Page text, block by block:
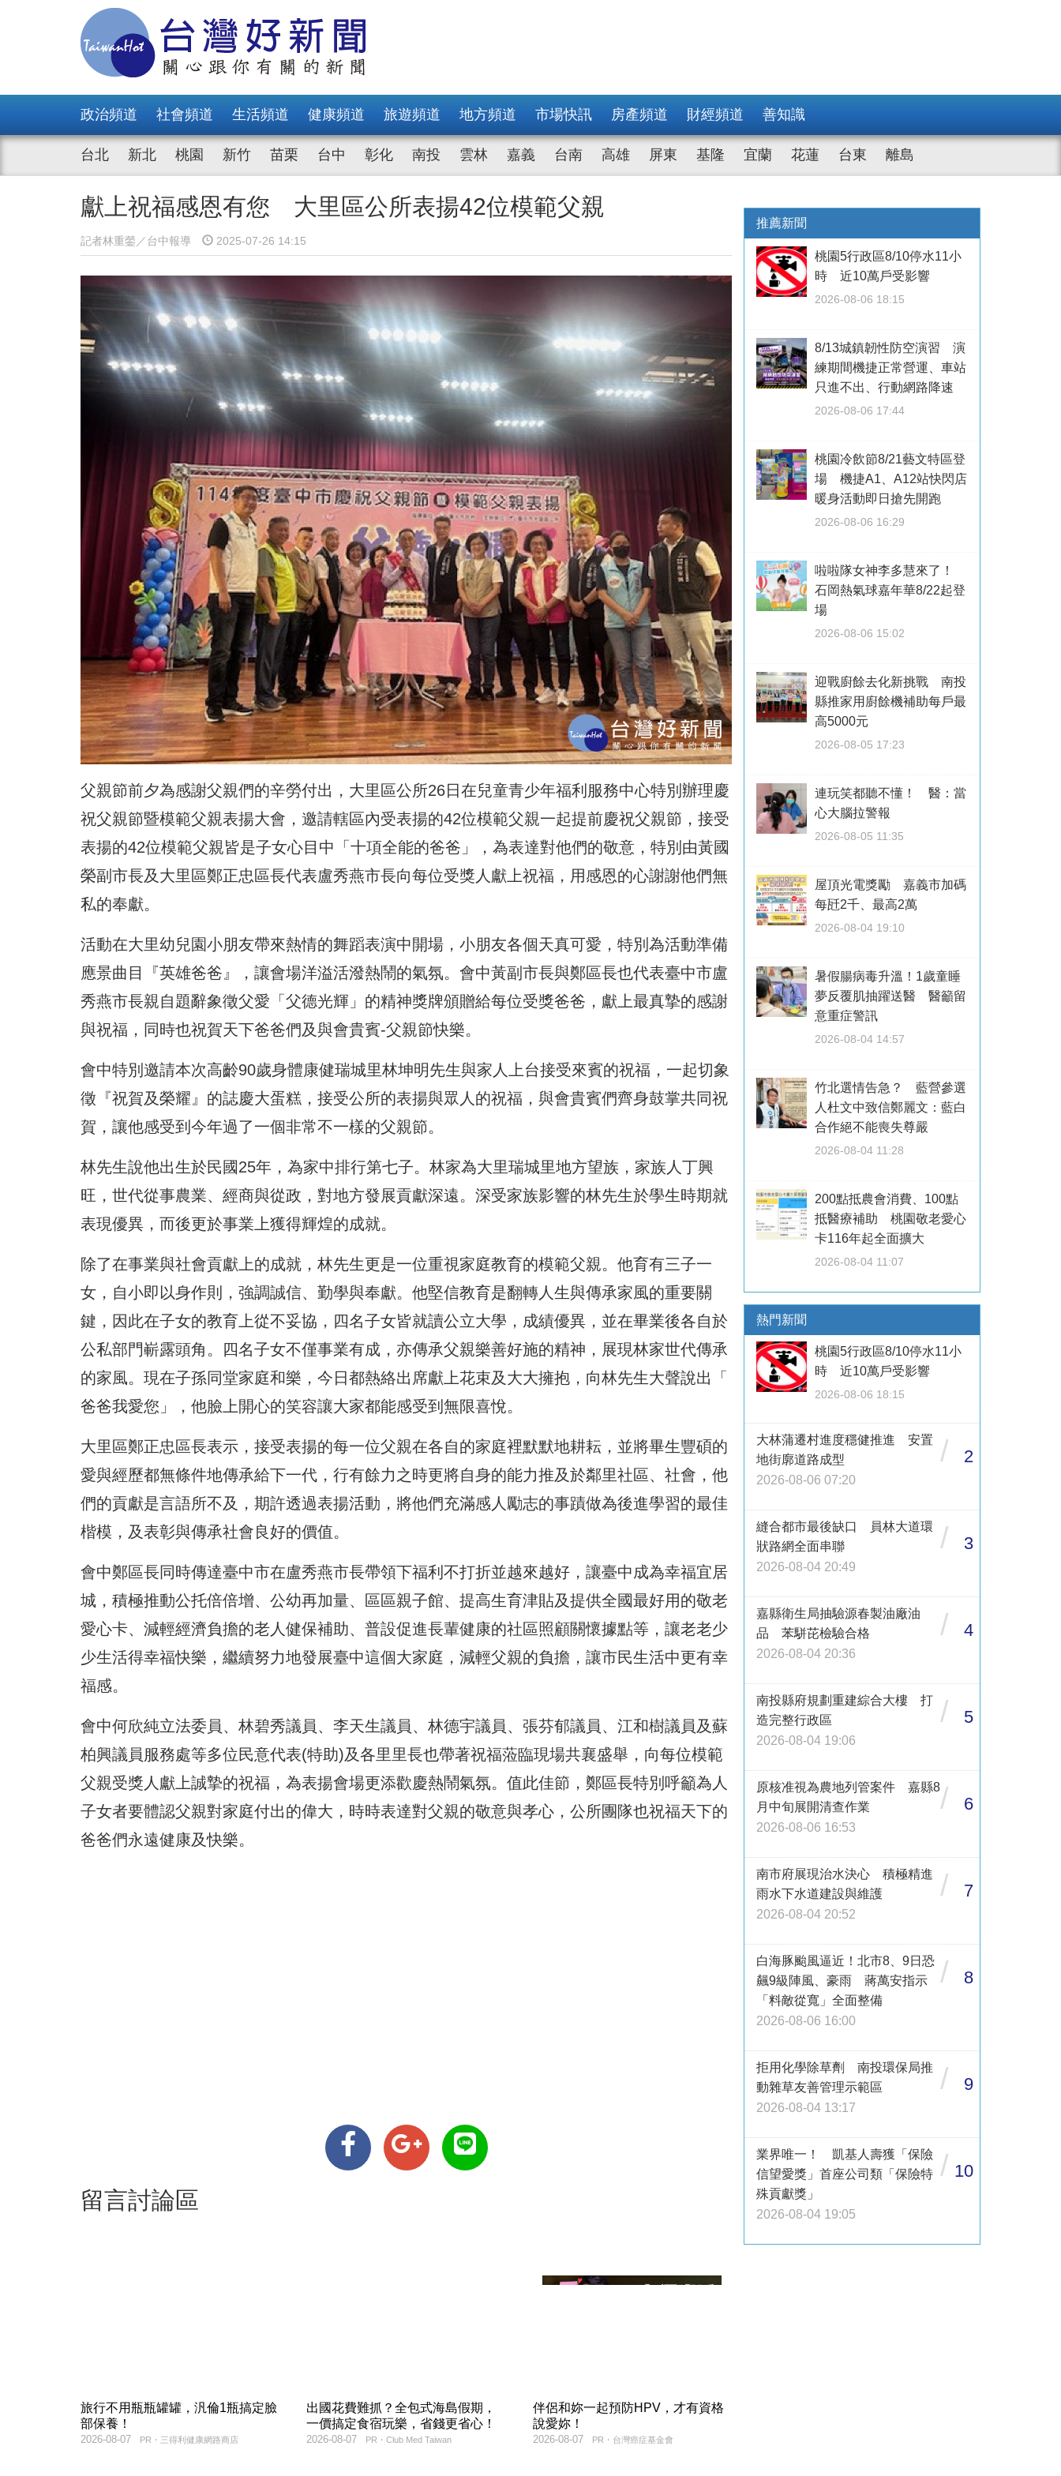
政治頻道 社會頻道 生活頻道 健康頻道 旅遊頻道 地方頻道 市場快訊 房產頻道 財經頻道 善知識
台北 新北 桃園 新竹 苗栗 台中 彰化 南投 雲林 嘉義 台南 高雄 屏東 基隆 宜蘭 花蓮 台東 離島
獻上祝福感恩有您 大里區公所表揚42位模範父親
記者林重鎣／台中報導 2025-07-26 14:15
父親節前夕為感謝父親們的辛勞付出， 大里區公所26日在兒童青少年福利服務中心特別辦理慶
祝父親節暨模範父親表揚大會， 邀請轄區內受表揚的42位模範父親一起提前慶祝父親節， 接受
表揚的42位模範父親皆是子女心目中「十項全能的爸爸」， 為表達對他們的敬意， 特別由黃國
榮副市長及大里區鄭正忠區長代表盧秀燕市長向每位受獎 人獻上祝福，用感恩的心謝謝他們無
私的奉獻。
活動在大里幼兒園小朋友帶來熱情的舞蹈表演中開場， 小朋友各個天真可愛，特別為活動準備
應景曲目『英雄爸爸』， 讓會場洋溢活潑熱鬧的氣氛。 會中黃副市長與鄭區長也代表臺中市盧
秀燕市長親自題辭象徵父愛「 父德光輝」的精神獎牌頒贈給每位受獎爸爸， 獻上最真摯的感謝
與祝福，同時也祝賀天下爸爸們及與會貴賓-父親節快樂。
會中特別邀請本次高齡90歲身體康健瑞城里林坤明先生與家人上台接受來賓的祝福，一起切象
徵『祝賀及榮耀』的誌慶大蛋糕， 接受公所的表揚與眾人的祝福，與會貴賓們齊身鼓掌共同祝
賀， 讓他感受到今年過了一個非常不一樣的父親節。
林先生說他出生於民國25年，為家中排行第七子。 林家為大里瑞城里地方望族，家族人丁興
旺，世代從事農業、 經商與從政，對地方發展貢獻深遠。 深受家族影響的林先生於學生時期就
表現優異， 而後更於事業上獲得輝煌的成就。
除了在事業與社會貢獻上的成就， 林先生更是一位重視家庭教育的模範父親。他育有三子一
女， 自小即以身作則，強調誠信、勤學與奉獻。 他堅信教育是翻轉人生與傳承家風的重要關
鍵， 因此在子女的教育上從不妥協，四名子女皆就讀公立大學， 成績優異，並在畢業後各自於
公私部門嶄露頭角。
四名子女不僅事業有成，亦傳承父親樂善好施的精神， 展現林家世代傳承
的家風。現在子孫同堂家庭和樂， 今日都熱絡出席獻上花束及大大擁抱，向林先生大聲說出「
爸爸我愛您」，他臉上開心的笑容讓大家都能感受到無限喜悅。
大里區鄭正忠區長表示， 接受表揚的每一位父親在各自的家庭裡默默地耕耘， 並將畢生豐碩的
愛與經歷都無條件地傳承給下一代， 行有餘力之時更將自身的能力推及於鄰里社區、社會， 他
們的貢獻是言語所不及，期許透過表揚活動， 將他們充滿感人勵志的事蹟做為後進學習的最佳
楷模， 及表彰與傳承社會良好的價值。
會中鄭區長同時傳達臺中市在盧秀燕市長帶領下福利不打折並越來越好，讓臺中成為幸福宜居
城，積極推動公托倍倍增、公幼再加量、
區區親子館、提高生育津貼及提供全國最好用的敬老
愛心卡、 減輕經濟負擔的老人健保補助、 普設促進長輩健康的社區照顧關懷據點等， 讓老老少
少生活得幸福快樂，繼續努力地發展臺中這個大家庭， 減輕父親的負擔，讓市民生活中更有幸
福感。
會中何欣純立法委員、林碧秀議員、李天生議員、林德宇議員、 張芬郁議員、江和樹議員及蘇
柏興議員服務處等多位民意代表(特助)及各里里長也帶著祝福蒞臨現場共襄盛舉， 向每位模範
父親受獎人獻上誠摯的祝福， 為表揚會場更添歡慶熱鬧氣氛。值此佳節， 鄭區長特別呼籲為人
子女者要體認父親對家庭付出的偉大， 時時表達對父親的敬意與孝心， 公所團隊也祝福天下的
爸爸們永遠健康及快樂。
留言討論區
旅行不用瓶瓶罐罐，汎倫1瓶搞定臉
部保養！
PR・三得利健康網路商店
2026-08-07
出國花費難抓？全包式海島假期，
一價搞定食宿玩樂，省錢更省心！
PR・Club Med Taiwan
2026-08-07
伴侶和妳一起預防HPV，才有資格
說愛妳！
PR・台灣癌症基金會
2026-08-07
推薦新聞
桃園5行政區8/10停水11小
時 近10萬戶受影響
2026-08-06 18:15
8/13城鎮韌性防空演習 演
練期間機捷正常營運、車站
只進不出、行動網路降速
2026-08-06 17:44
桃園冷飲節8/21藝文特區登
場 機捷A1、A12站快閃店
暖身活動即日搶先開跑
2026-08-06 16:29
啦啦隊女神李多慧來了！
石岡熱氣球嘉年華8/22起登
場
2026-08-06 15:02
迎戰廚餘去化新挑戰 南投
縣推家用廚餘機補助每戶最
高5000元
2026-08-05 17:23
連玩笑都聽不懂！ 醫：當
心大腦拉警報
2026-08-05 11:35
屋頂光電獎勵 嘉義市加碼
每瓩2千、最高2萬
2026-08-04 19:10
暑假腸病毒升溫！1歲童睡
夢反覆肌抽躍送醫 醫籲留
意重症警訊
2026-08-04 14:57
竹北選情告急？ 藍營參選
人杜文中致信鄭麗文：藍白
合作絕不能喪失尊嚴
2026-08-04 11:28
200點抵農會消費、100點
抵醫療補助 桃園敬老愛心
卡116年起全面擴大
2026-08-04 11:07
熱門新聞
桃園5行政區8/10停水11小
時 近10萬戶受影響
2026-08-06 18:15
大林蒲遷村進度穩健推進 安置
地街廓道路成型
2026-08-06 07:20
/ 2
縫合都市最後缺口 員林大道環
狀路網全面串聯
2026-08-04 20:49
/ 3
嘉縣衛生局抽驗源春製油廠油
品 苯駢芘檢驗合格
2026-08-04 20:36
/ 4
南投縣府規劃重建綜合大樓 打
造完整行政區
2026-08-04 19:06
/ 5
原核准視為農地列管案件 嘉縣8
月中旬展開清查作業
2026-08-06 16:53
/ 6
南市府展現治水決心 積極精進
雨水下水道建設與維護
2026-08-04 20:52
/ 7
白海豚颱風逼近！北市8、9日恐
飆9級陣風、豪雨 蔣萬安指示
「料敵從寬」全面整備
2026-08-06 16:00
/ 8
拒用化學除草劑 南投環保局推
動雜草友善管理示範區
2026-08-04 13:17
/ 9
業界唯一！ 凱基人壽獲「保險
信望愛獎」首座公司類「保險特
殊貢獻獎」
2026-08-04 19:05
/ 10